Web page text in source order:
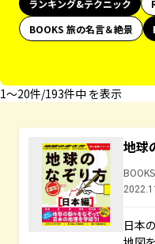
ランキング&テクニック
BOOKS 旅の名言＆絶景
1〜20件/193件中 を表示
地球
日本